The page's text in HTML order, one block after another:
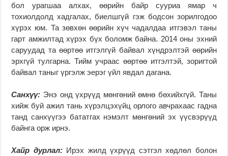
бол урагшаа алхах, өөрийн байр сууриа ямар ч
тохиолдолд хадгалах, биелшгүй гэж бодсон зорилгодоо
хүрэх юм. Та зөвхөн өөрийн хүч чадалдаа итгэвэл таны
гарт амжилтад хүрэх бүх боломж байна. 2014 оны эхний
саруудад та өөртөө итгэлгүй байвал хүндрэлтэй өөрийн
эрхгүй тулгарна. Тийм учраас өөртөө итгэлтэй, зоригтой
байвал таныг үргэлж эерэг үйл явдал дагана.
Санхүү: Энэ онд үхрүүд мөнгөний өмнө бөхийхгүй. Таны
хийж буй ажил тань хүрэлцэхүйц орлого авчрахаас гадна
танд санхүүгээ бататгах нэмэлт мөнгөний эх үүсвэрүүд
байнга орж ирнэ.
Хайр дурлал:Ирэх жилд үхрүүд сэтгэл хөдлөл болон